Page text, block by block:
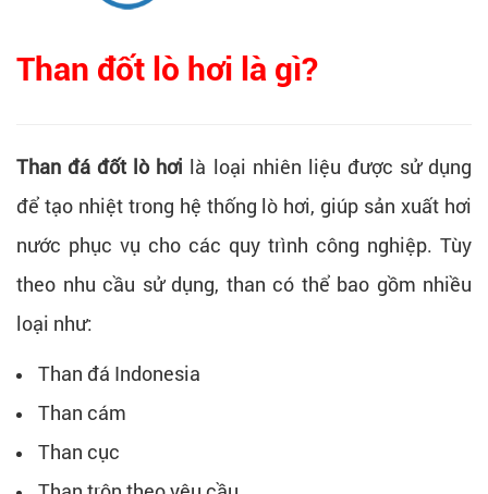
Than đốt lò hơi là gì?
Than đá đốt lò hơi là loại nhiên liệu được sử dụng
để tạo nhiệt trong hệ thống lò hơi, giúp sản xuất hơi
nước phục vụ cho các quy trình công nghiệp. Tùy
theo nhu cầu sử dụng, than có thể bao gồm nhiều
loại như:
Than đá Indonesia
Than cám
Than cục